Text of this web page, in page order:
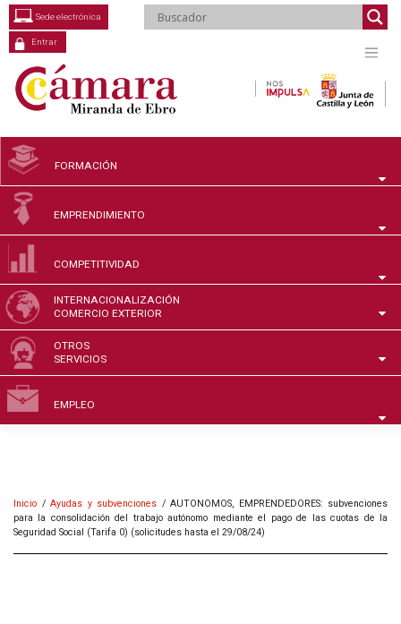
Saltar
contenido
Entrar
Sede electrónica
FORMACIÓN
EMPRENDIMIENTO
COMPETITIVIDAD
INTERNACIONALIZACIÓN
COMERCIO EXTERIOR
OTROS
SERVICIOS
EMPLEO
Inicio / Ayudas y subvenciones / AUTONOMOS, EMPRENDEDORES: subvenciones
para la consolidación del trabajo autónomo mediante el pago de las cuotas de la
Seguridad Social (Tarifa 0) (solicitudes hasta el 29/08/24)